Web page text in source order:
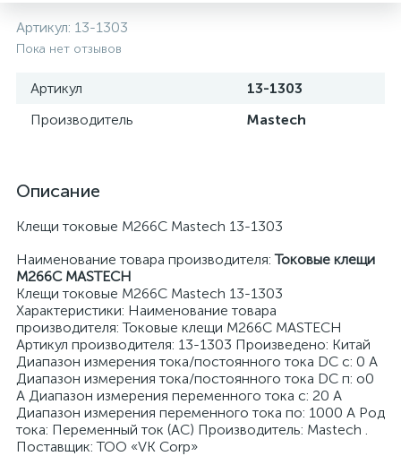
Артикул: 13-1303
Пока нет отзывов
Артикул
13-1303
Производитель
Mastech
Описание
Клещи токовые M266C Mastech 13-1303
Наименование товара производителя:Токовые клещи
M266C MASTECH
Клещи токовые M266C Mastech 13-1303
Характеристики: Наименование товара
производителя: Токовые клещи M266C MASTECH
Артикул производителя: 13-1303 Произведено: Китай
Диапазон измерения тока/постоянного тока DC с: 0 А
Диапазон измерения тока/постоянного тока DC п: о0
А Диапазон измерения переменного тока с: 20 А
Диапазон измерения переменного тока по: 1000 А Род
тока: Переменный ток (AC) Производитель: Mastech .
Поставщик: ТОО «VK Corp»